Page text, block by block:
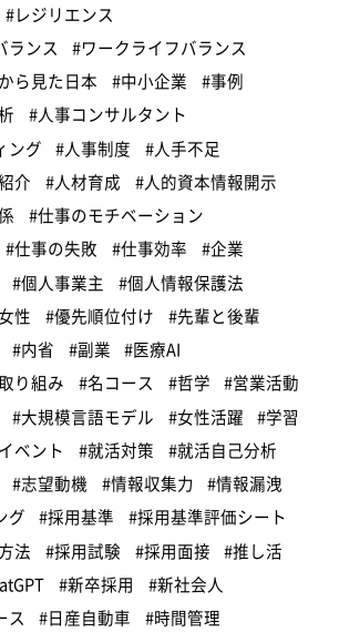
#レジリエンス
ランス
#ワークライフバランス
ら見た日本 #中小企業
#事例
#人事コンサルタント
ング
#人事制度
#人手不足
介 #人材育成
#人的資本情報開示
#仕事のモチベーション
#仕事の失敗 #仕事効率
#企業
#個人事業主
#個人情報保護法
性 #優先順位付け
#先輩と後輩
#内省 #副業 #医療AI
り組み #名コース #哲学 #営業活動
#大規模言語モデル #女性活躍 #学習
ベント #就活対策
#就活自己分析
#志望動機 #情報収集力 #情報漏洩
グ
#採用基準
#採用基準評価シート
法 #採用試験 #採用面接 #推し活
#新卒採用
#新社会人
ス
#日産自動車
#時間管理